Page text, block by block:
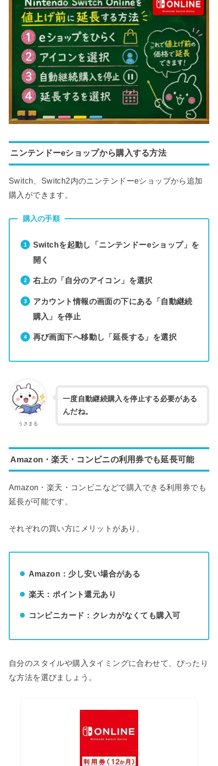
ニンテンドーeショップから購入する方法
Switch、Switch2内のニンテンドーeショップから追加
購入ができます。
購入の手順
Switchを起動し「ニンテンドーeショップ」を
開く
右上の「自分のアイコン」を選択
アカウント情報の画面の下にある「自動継続
購入」を停止
再び画面下へ移動し「延長する」を選択
うさまる
一度自動継続購入を停止する必要がある
んだね。
Amazon・楽天・コンビニの利用券でも延長可能
Amazon・楽天・コンビニなどで購入できる利用券でも
延長が可能です。
それぞれの買い方にメリットがあり、
Amazon：少し安い場合がある
楽天：ポイント還元あり
コンビニカード：クレカがなくても購入可
自分のスタイルや購入タイミングに合わせて、ぴったり
な方法を選びましょう。